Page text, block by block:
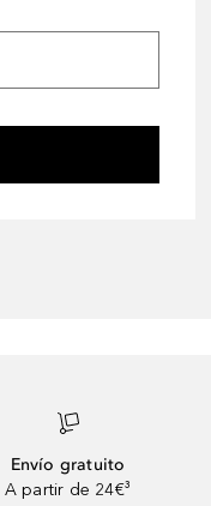
Envío gratuito
A partir de 24€³